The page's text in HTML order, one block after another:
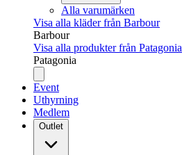
Alla varumärken
Visa alla kläder från Barbour
Barbour
Visa alla produkter från Patagonia
Patagonia
Event
Uthyrning
Medlem
Outlet